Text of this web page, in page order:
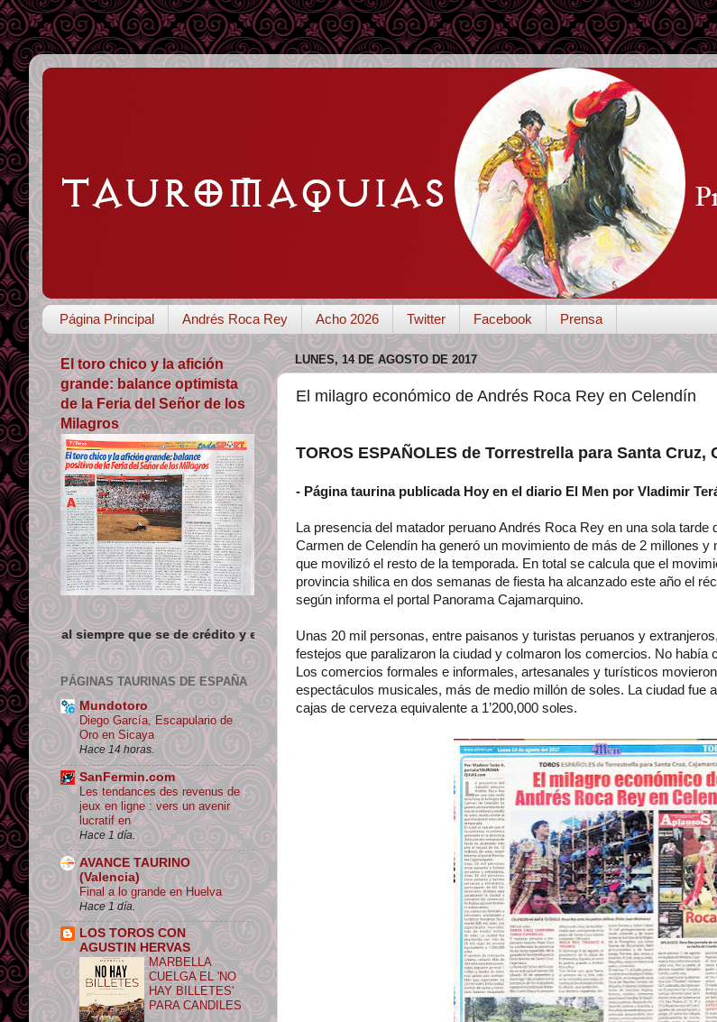
Página Principal Andrés Roca Rey Acho 2026 Twitter Facebook Prensa
LUNES, 14 DE AGOSTO DE 2017
El milagro económico de Andrés Roca Rey en Celendín
TOROS ESPAÑOLES de Torrestrella para Santa Cruz,
- Página taurina publicada Hoy en el diario El Men por Vladimir
La presencia del matador peruano Andrés Roca Rey en una sola tarde
Carmen de Celendín ha generó un movimiento de más de 2 millones y
que movilizó el resto de la temporada. En total se calcula que el
provincia shilica en dos semanas de fiesta ha alcanzado este año el
según informa el portal Panorama Cajamarquino.
Unas 20 mil personas, entre paisanos y turistas peruanos y
festejos que paralizaron la ciudad y colmaron los comercios. No había
Los comercios formales e informales, artesanales y turísticos
espectáculos musicales, más de medio millón de soles. La ciudad fue
cajas de cerveza equivalente a 1’200,000 soles.
El toro chico y la afición
grande: balance optimista
de la Feria del Señor de los
Milagros
se de crédito y enlace su origen.
PÁGINAS TAURINAS DE ESPAÑA
Mundotoro
Diego García, Escapulario de
Oro en Sicaya
Hace 14 horas.
SanFermin.com
Les tendances des revenus de
jeux en ligne : vers un avenir
lucratif en
Hace 1 día.
AVANCE TAURINO
(Valencia)
Final a lo grande en Huelva
Hace 1 día.
LOS TOROS CON
AGUSTIN HERVAS
MARBELLA
CUELGA EL 'NO
HAY BILLETES'
PARA CANDILES